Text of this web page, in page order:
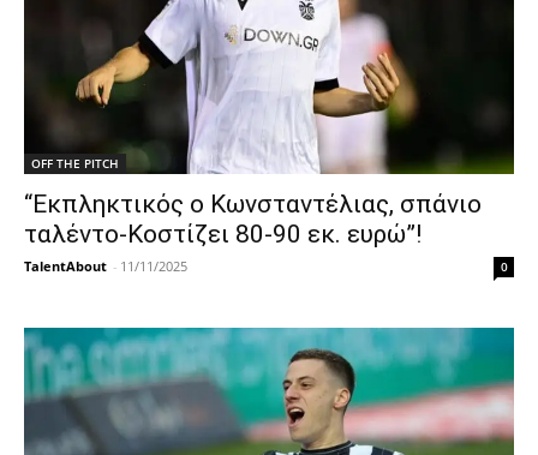
OFF THE PITCH
“Εκπληκτικός ο Κωνσταντέλιας, σπάνιο
ταλέντο-Κοστίζει 80-90 εκ. ευρώ”!
TalentAbout - 11/11/2025 0